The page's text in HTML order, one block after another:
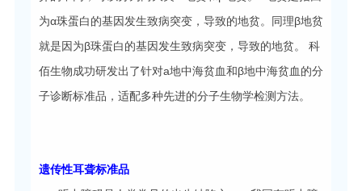
为α珠蛋白的基因发生致病突变，导致的地贫。同理β地贫
就是因为β珠蛋白的基因发生致病突变，导致的地贫。 科
佰生物成功研发出了针对a地中海贫血和β地中海贫血的分
子诊断标准品，适配多种先进的分子生物学检测方法。
遗传性耳聋标准品